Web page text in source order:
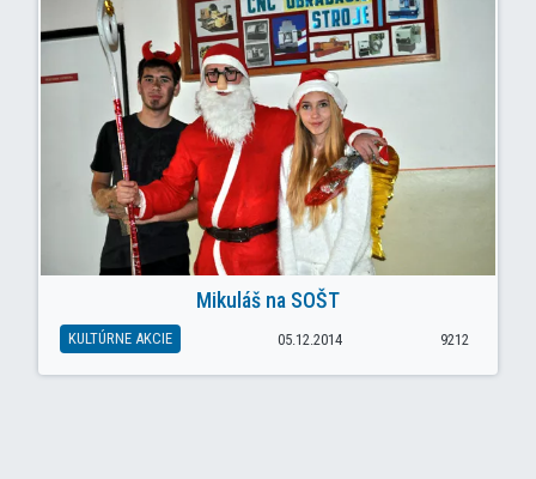
Mikuláš na SOŠT
KULTÚRNE AKCIE 05.12.2014 9212